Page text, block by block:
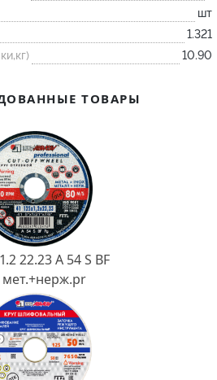
смесь
шт
1.321
10.90
ТОВАРЫ
22.23 A 54 S BF
мет.+нерж.pr